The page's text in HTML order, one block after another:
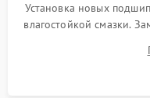
Установка новых
влагостойкой смазки.
или